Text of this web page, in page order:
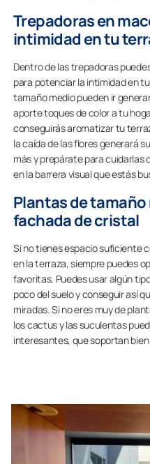
Trepadoras en
intimidad en tu
Dentro de las trepadoras
para potenciar la intimidad en
tamaño medio pueden ir
aporte toques de color a tu
conseguirás aromatizar tu
la caída de las flores generará
más y prepárate para cuidarlas
en la barrera visual que estás
Plantas de
fachada de cristal
Si no tienes espacio suficiente
en la terraza, siempre puedes
favoritas. Puedes usar algún
poco del suelo y conseguir así
miradas. Si no eres muy de
los cactus y las suculentas
interesantes, que soportan